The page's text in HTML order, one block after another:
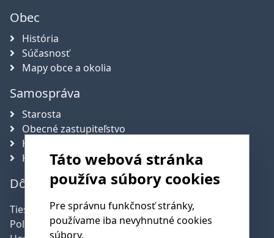
Obec
História
Súčasnosť
Mapy obce a okolia
Samospráva
Starosta
Obecné zastupiteľstvo
Hlavný kontrolór obce
Komisie
Dôležité telefónne čísla
Tiesňová linka:112
Polícia:
158
Táto webová stránka
používa súbory cookies
Pre správnu funkčnosť stránky,
používame iba nevyhnutné cookies
súbory.